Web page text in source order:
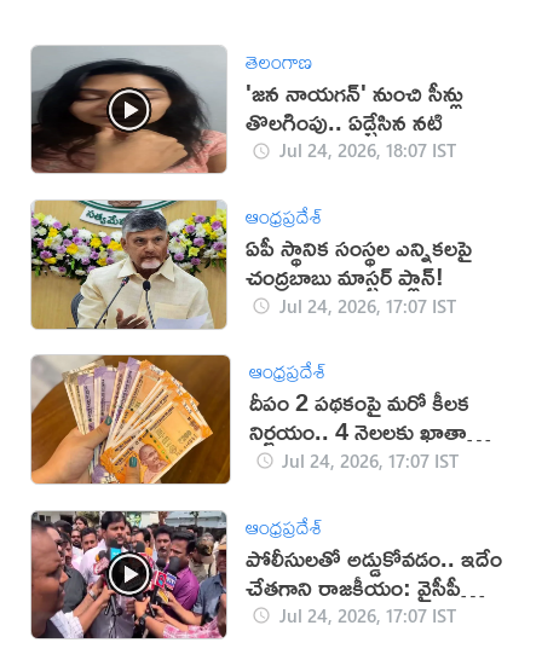
తెలంగాణ
'జన నాయగన్' నుంచి సీన్లు
తొలగింపు.. ఏడ్చేసిన నటి
Jul 24, 2026, 18:07 IST
ఆంధ్రప్రదేశ్
ఏపీ స్థానిక సంస్థల ఎన్నికలపై
చంద్రబాబు మాస్టర్ ప్లాన్!
Jul 24, 2026, 17:07 IST
ఆంధ్రప్రదేశ్
దీపం 2 పథకంపై మరో కీలక
నిర్ణయం.. 4 నెలలకు ఖాతాల్లోకి
డబ్బులుJul 24, 2026, 17:07 IST
ఆంధ్రప్రదేశ్
పోలీసులతో అడ్డుకోవడం.. ఇదేం
చేతగాని రాజకీయం: వైసీపీ
ట్వీట్Jul 24, 2026, 17:07 IST